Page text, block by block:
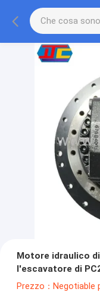
Motore idraulico
l'escavatore di
Prezzo：Negotiable